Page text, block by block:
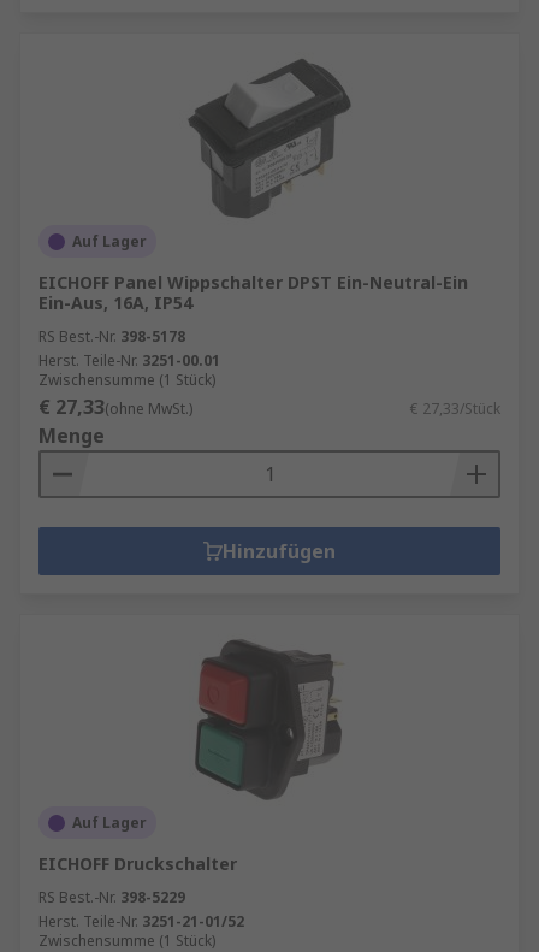
Auf Lager
EICHOFF Panel Wippschalter DPST Ein-Neutral-Ein
Ein-Aus, 16A, IP54
RS Best.-Nr. 398-5178
Herst. Teile-Nr. 3251-00.01
Zwischensumme (1 Stück)
€ 27,33(ohne MwSt.) € 27,33/Stück
Menge
Hinzufügen
Auf Lager
EICHOFF Druckschalter
RS Best.-Nr. 398-5229
Herst. Teile-Nr. 3251-21-01/52
Zwischensumme (1 Stück)